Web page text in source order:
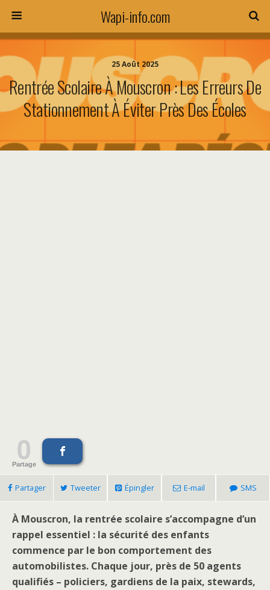
Wapi-info.com
25 Août 2025
Rentrée Scolaire À Mouscron : Les Erreurs De
Stationnement À Éviter Près Des Écoles
0
Partage
Partager Tweeter Épingler E-mail SMS
À Mouscron, la rentrée scolaire s’accompagne d’un
rappel essentiel : la sécurité des enfants
commence par le bon comportement des
automobilistes. Chaque jour, près de 50 agents
qualifiés – policiers, gardiens de la paix, stewards,